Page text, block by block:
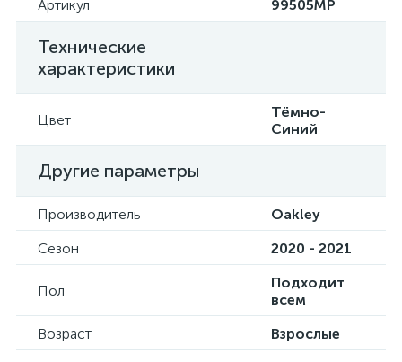
Артикул 99505MP
Технические
характеристики
Цвет
Тёмно-
Синий
Другие параметры
Производитель
Oakley
Сезон
2020 - 2021
Пол
Подходит
всем
Возраст
Взрослые